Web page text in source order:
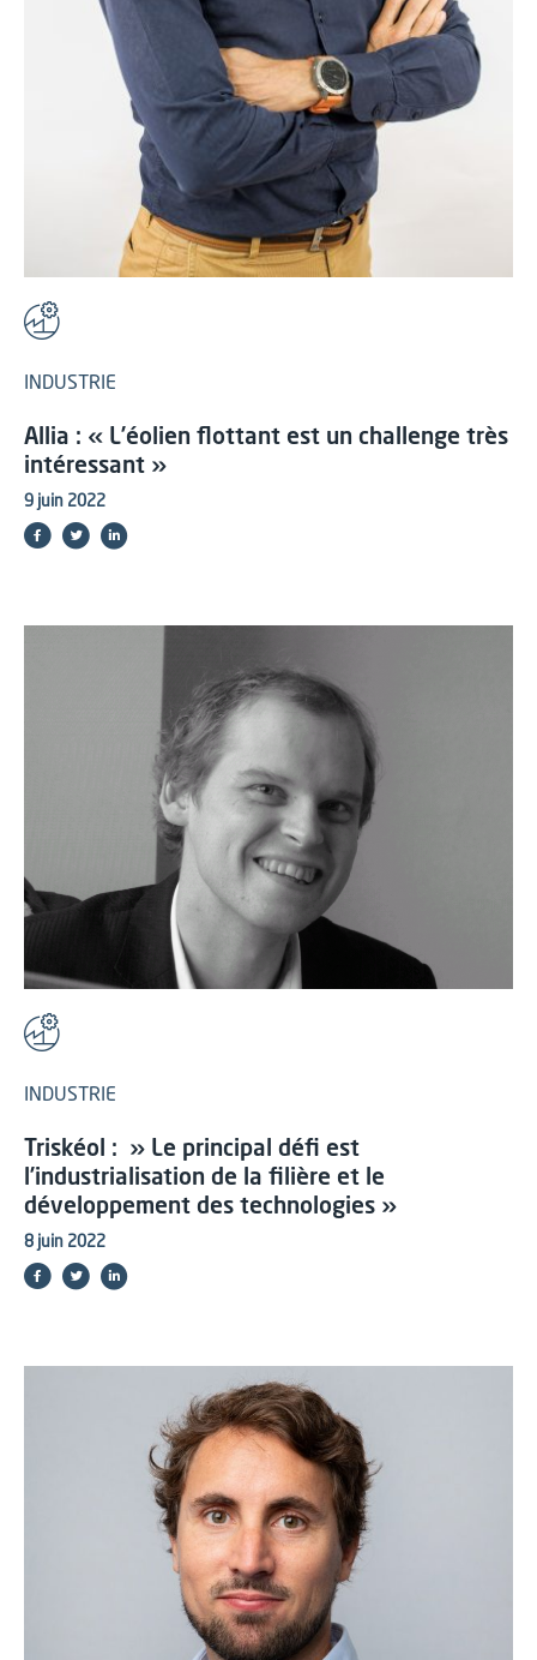
INDUSTRIE
Allia : « L’éolien flottant est un challenge très
intéressant »
9 juin 2022
INDUSTRIE
Triskéol : » Le principal défi est
l’industrialisation de la filière et le
développement des technologies »
8 juin 2022